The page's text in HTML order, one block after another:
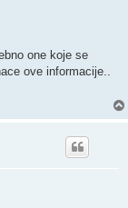
one koje se
ove informacije..